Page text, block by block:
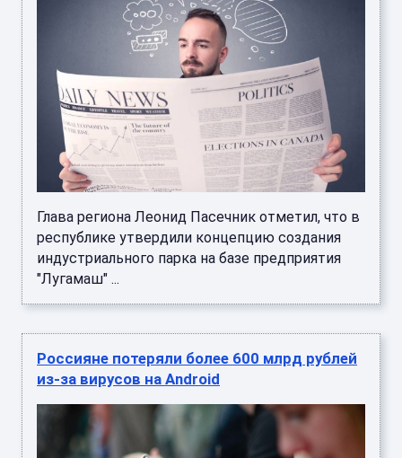
Глава региона Леонид Пасечник отметил, что в
республике утвердили концепцию создания
индустриального парка на базе предприятия
"Лугамаш" ...
Россияне потеряли более 600 млрд рублей
из-за вирусов на Android